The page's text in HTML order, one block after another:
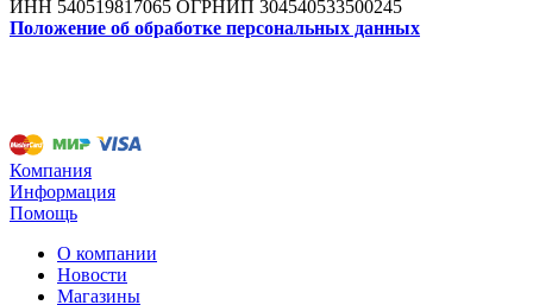
ИНН 540519817065 ОГРНИП 304540533500245
Положение об обработке персональных данных
Компания
Информация
Помощь
О компании
Новости
Магазины